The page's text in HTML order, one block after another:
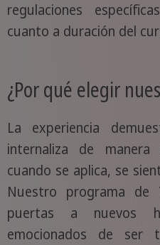
regulaciones
cuanto a duración del
¿Por qué elegir
La experiencia
internaliza de
cuando se aplica, se
Nuestro programa de
puertas a nuevos
emocionados de